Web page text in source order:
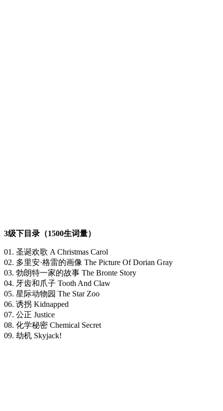
3级下目录（1500生词量）
01. 圣诞欢歌 A Christmas Carol
02. 多里安·格雷的画像 The Picture Of Dorian Gray
03. 勃朗特一家的故事 The Bronte Story
04. 牙齿和爪子 Tooth And Claw
05. 星际动物园 The Star Zoo
06. 诱拐 Kidnapped
07. 公正 Justice
08. 化学秘密 Chemical Secret
09. 劫机 Skyjack!